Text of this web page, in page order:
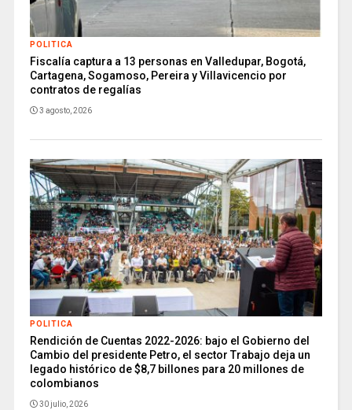
POLITICA
Fiscalía captura a 13 personas en Valledupar, Bogotá,
Cartagena, Sogamoso, Pereira y Villavicencio por
contratos de regalías
3 agosto, 2026
POLITICA
Rendición de Cuentas 2022-2026: bajo el Gobierno del
Cambio del presidente Petro, el sector Trabajo deja un
legado histórico de $8,7 billones para 20 millones de
colombianos
30 julio, 2026